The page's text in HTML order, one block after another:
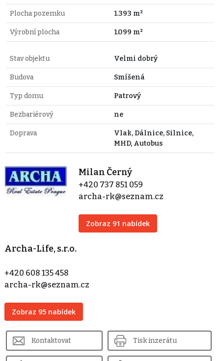
Plocha pozemku 1.393 m²
Výrobní plocha 1.099 m²
Stav objektu Velmi dobrý
Budova Smíšená
Typ domu Patrový
Bezbariérový ne
Doprava
Vlak, Dálnice, Silnice,
MHD, Autobus
Milan Černý
+420 737 851 059
archa-rk@seznam.cz
Zobraz 91 nabídek
Archa-Life, s.r.o.
+420 608 135 458
archa-rk@seznam.cz
Zobraz 95 nabídek
Kontaktovat Tisk inzerátu